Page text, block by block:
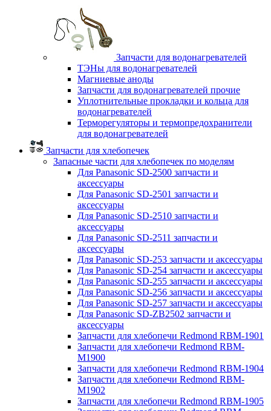
Запчасти для водонагревателей
ТЭНы для водонагревателей
Магниевые аноды
Запчасти для водонагревателей прочие
Уплотнительные прокладки и кольца для
водонагревателей
Терморегуляторы и термопредохранители
для водонагревателей
Запчасти для хлебопечек
Запасные части для хлебопечек по моделям
Для Panasonic SD-2500 запчасти и
аксессуары
Для Panasonic SD-2501 запчасти и
аксессуары
Для Panasonic SD-2510 запчасти и
аксессуары
Для Panasonic SD-2511 запчасти и
аксессуары
Для Panasonic SD-253 запчасти и аксессуары
Для Panasonic SD-254 запчасти и аксессуары
Для Panasonic SD-255 запчасти и аксессуары
Для Panasonic SD-256 запчасти и аксессуары
Для Panasonic SD-257 запчасти и аксессуары
Для Panasonic SD-ZB2502 запчасти и
аксессуары
Запчасти для хлебопечи Redmond RBM-1901
Запчасти для хлебопечи Redmond RBM-
M1900
Запчасти для хлебопечи Redmond RBM-1904
Запчасти для хлебопечи Redmond RBM-
M1902
Запчасти для хлебопечи Redmond RBM-1905